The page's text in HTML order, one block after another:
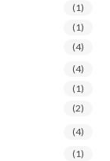
(1)
(1)
(4)
(4)
(1)
(2)
(4)
(1)